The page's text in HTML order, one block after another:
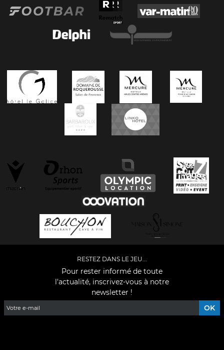
RESTEZ DANS LE JEU...
Pour rester informé de toute
l'actualité, inscrivez-vous à notre
newsletter !